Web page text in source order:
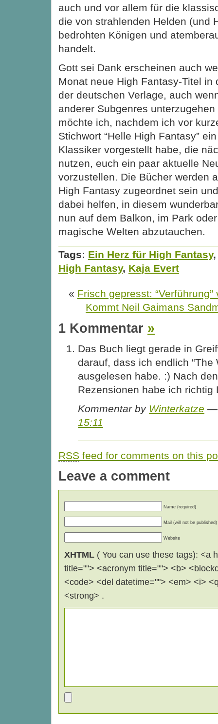
auch und vor allem für die
die von strahlenden Helden (und
bedrohten Königen und
handelt.
Gott sei Dank erscheinen auch
Monat neue High Fantasy-Titel in
der deutschen Verlage, auch
anderer Subgenres
möchte ich, nachdem ich vor
Stichwort “Helle High Fantasy”
Klassiker vorgestellt habe, die
nutzen, euch ein paar aktuelle
vorzustellen. Die Bücher werden
High Fantasy zugeordnet sein
dabei helfen, in diesem
nun auf dem Balkon, im Park
magische Welten abzutauchen.
Tags: Ein Herz für High Fantasy
High Fantasy, Kaja Evert
« Frisch gepresst:
Kommt Neil Gaimans
1 Kommentar »
Das Buch liegt gerade in
darauf, dass ich endlich “The
ausgelesen habe. :) Nach
Rezensionen habe ich richtig
Kommentar by Winterkatze —
15:11
RSS feed for comments on this
Leave a comment
Name (required)
Mail (will not be published)
Website
XHTML ( You can use these tags): <a
title=""> <acronym title=""> <b>
<code> <del datetime=""> <em> <i>
<strong> .